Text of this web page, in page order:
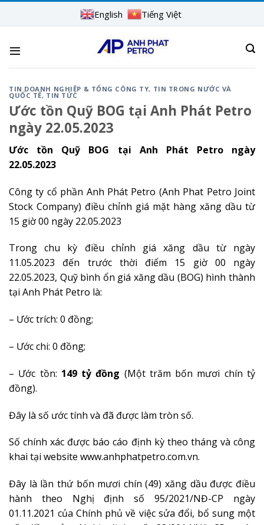
English Tiếng Việt
TIN DOANH NGHIỆP & TỔNG CÔNG TY, TIN TRONG NƯỚC VÀ
QUỐC TẾ, TIN TỨC
Ước tồn Quỹ BOG tại Anh Phát Petro
ngày 22.05.2023
Ước tồn Quỹ BOG tại Anh Phát Petro ngày
22.05.2023
Công ty cổ phần Anh Phát Petro (Anh Phat Petro Joint
Stock Company) điều chỉnh giá mặt hàng xăng dầu từ
15 giờ 00 ngày 22.05.2023
Trong chu kỳ điều chỉnh giá xăng dầu từ ngày
11.05.2023 đến trước thời điểm 15 giờ 00 ngày
22.05.2023, Quỹ bình ổn giá xăng dầu (BOG) hình thành
tại Anh Phát Petro là:
– Ước trích: 0 đồng;
– Ước chi: 0 đồng;
– Ước tồn: 149 tỷ đồng (Một trăm bốn mươi chín tỷ
đồng).
Đây là số ước tính và đã được làm tròn số.
Số chính xác được báo cáo định kỳ theo tháng và công
khai tại website www.anhphatpetro.com.vn.
Đây là lần thứ bốn mươi chín (49) xăng dầu được điều
hành theo Nghị định số 95/2021/NĐ-CP ngày
01.11.2021 của Chính phủ về việc sửa đổi, bổ sung một